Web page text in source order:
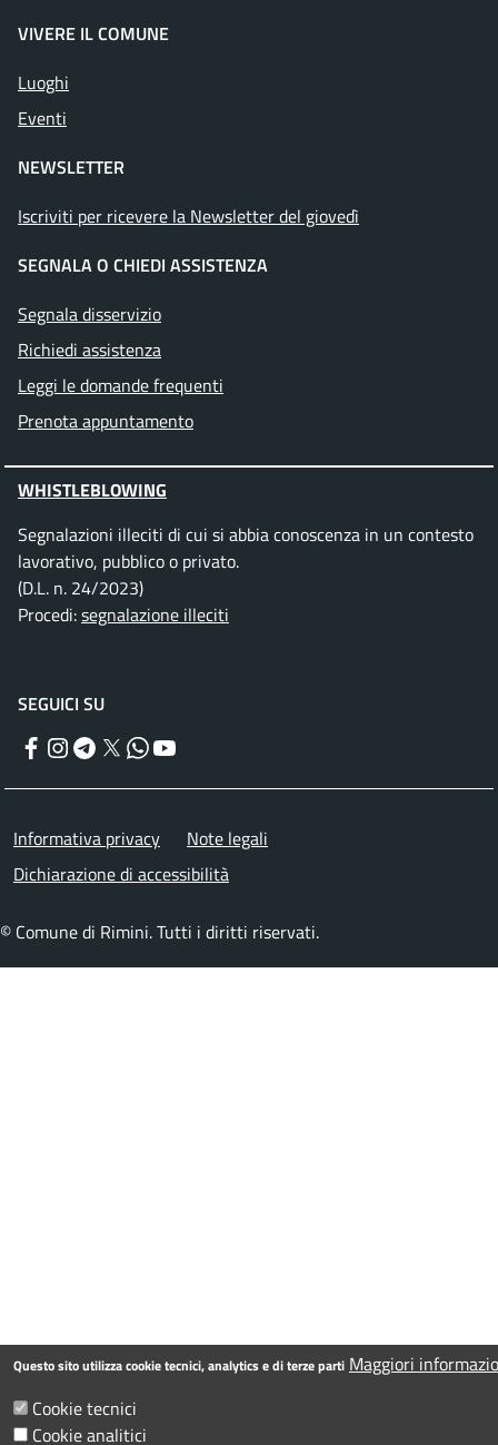
VIVERE IL COMUNE
Luoghi
Eventi
NEWSLETTER
Iscriviti per ricevere la Newsletter del giovedì
SEGNALA O CHIEDI ASSISTENZA
Segnala disservizio
Richiedi assistenza
Leggi le domande frequenti
Prenota appuntamento
WHISTLEBLOWING
Segnalazioni illeciti di cui si abbia conoscenza in un contesto
lavorativo, pubblico o privato.
(D.L. n. 24/2023)
Procedi:segnalazione illeciti
SEGUICI SU
Facebook
Instagram
Telegram
TwitterWhatsApp
Menu piè di pagina
Informativa privacy
Note legali
Dichiarazione di accessibilità
© Comune di Rimini. Tutti i diritti riservati.
Questo sito utilizza cookie tecnici, analytics e di terze parti Maggiori
Cookie tecnici
Cookie analitici